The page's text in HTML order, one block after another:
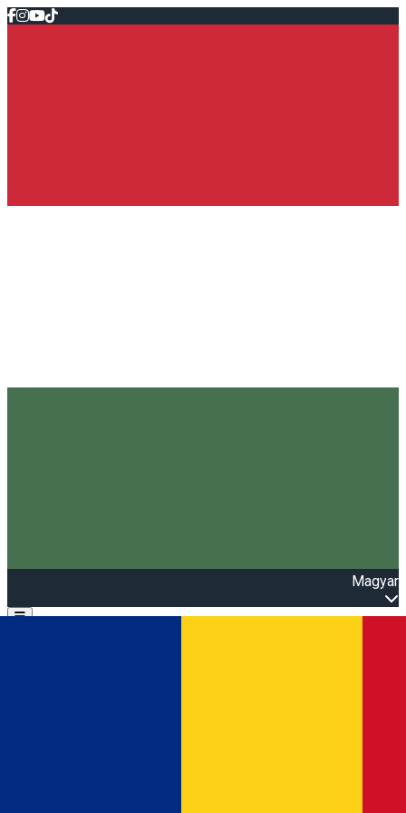
Magyar
Open main menu